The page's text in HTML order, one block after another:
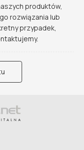
produktów,
rozwiązania lub
przypadek,